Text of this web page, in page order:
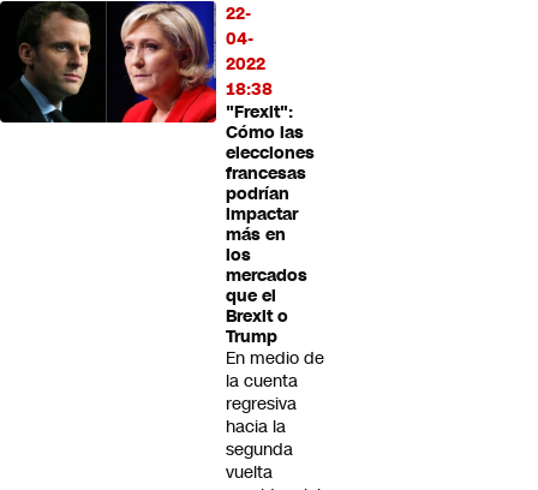
22-
04-
2022
18:38
"Frexit":
Cómo las
elecciones
francesas
podrían
impactar
más en
los
mercados
que el
Brexit o
Trump
En medio de
la cuenta
regresiva
hacia la
segunda
vuelta